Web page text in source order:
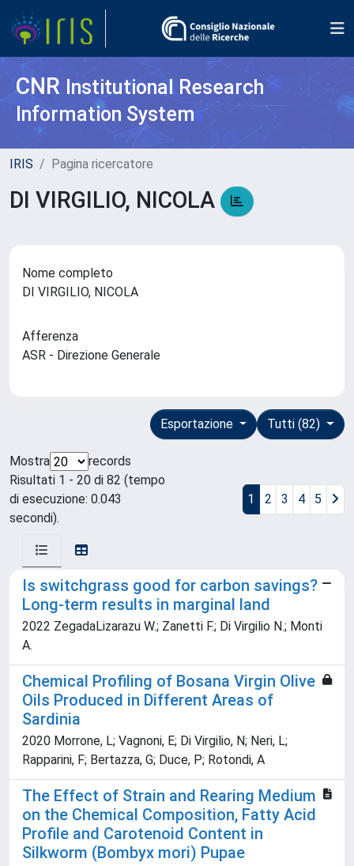
CNR Institutional Research
Information System
IRIS Pagina ricercatore
DI VIRGILIO, NICOLA
Nome completo
DI VIRGILIO, NICOLA
Afferenza
ASR - Direzione Generale
Tutti (82)
Esportazione
Mostra
records
Risultati 1 - 20 di 82 (tempo
di esecuzione: 0.043
secondi).
1 2 3 4 5
Is switchgrass good for carbon savings?
Long-term results in marginal land
2022 ZegadaLizarazu W.; Zanetti F.; Di Virgilio N.; Monti
A.
Chemical Profiling of Bosana Virgin Olive
Oils Produced in Different Areas of
Sardinia
2020 Morrone, L; Vagnoni, E; Di Virgilio, N; Neri, L;
Rapparini, F; Bertazza, G; Duce, P; Rotondi, A
The Effect of Strain and Rearing Medium
on the Chemical Composition, Fatty Acid
Profile and Carotenoid Content in
Silkworm (Bombyx mori) Pupae